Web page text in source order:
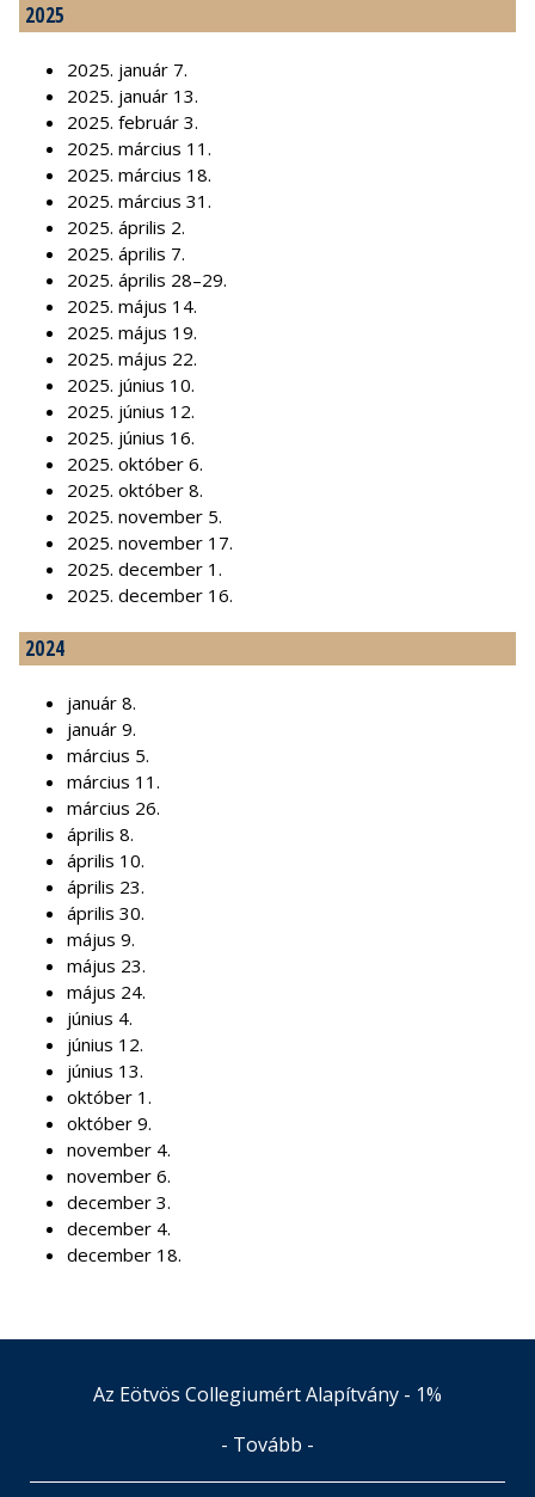
2025
2025. január 7.
2025. január 13.
2025. február 3.
2025. március 11.
2025. március 18.
2025. március 31.
2025. április 2.
2025. április 7.
2025. április 28–29.
2025. május 14.
2025. május 19.
2025. május 22.
2025. június 10.
2025. június 12.
2025. június 16.
2025. október 6.
2025. október 8.
2025. november 5.
2025. november 17.
2025. december 1.
2025. december 16.
2024
január 8.
január 9.
március 5.
március 11.
március 26.
április 8.
április 10.
április 23.
április 30.
május 9.
május 23.
május 24.
június 4.
június 12.
június 13.
október 1.
október 9.
november 4.
november 6.
december 3.
december 4.
december 18.
Az Eötvös Collegiumért Alapítvány - 1%
- Tovább -